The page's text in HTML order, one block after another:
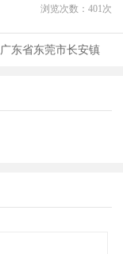
浏览次数： 401 次
广东省东莞市长安镇